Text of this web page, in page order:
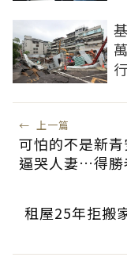
← 上一篇
可怕的不是新
逼哭人妻…得勝
租屋25年拒搬